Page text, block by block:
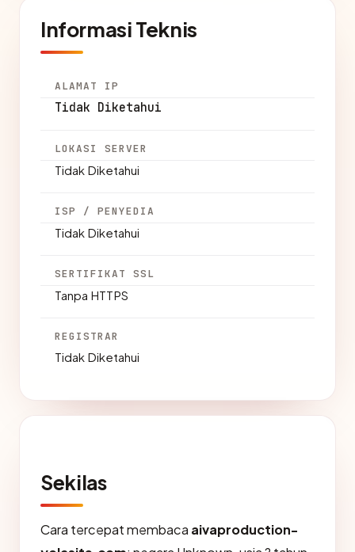
Informasi Teknis
ALAMAT IP
Tidak Diketahui
LOKASI SERVER
Tidak Diketahui
ISP / PENYEDIA
Tidak Diketahui
SERTIFIKAT SSL
Tanpa HTTPS
REGISTRAR
Tidak Diketahui
Sekilas
Cara tercepat membaca aivaproduction-